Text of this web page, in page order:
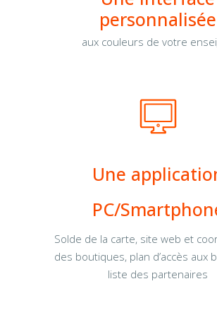
personnalisée
aux couleurs de votre
Une
PC/
Solde de la carte, site web et
des boutiques, plan d’accès aux
liste des partenaires